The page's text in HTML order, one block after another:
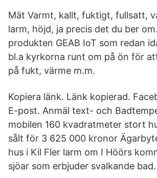
Mät Varmt, kallt, fuktigt, fullsatt,
larm, höjd, ja precis det du ber
produkten GEAB IoT som redan
bl.a kyrkorna runt om på ön för
på fukt, värme m.m.
Kopiera länk. Länk kopierad.
E-post. Anmäl text- och
mobilen 160 kvadratmeter stort
sålt för 3 625 000 kronor
hus i Kil Fler larm om I Höörs
sjöar som erbjuder svalkande bad.